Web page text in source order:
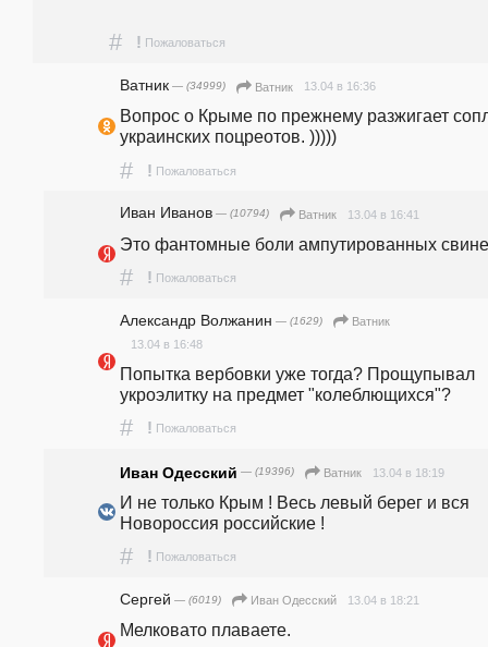
# ! Пожаловаться
Ватник — (34999) Ватник 13.04 в 16:36
Вопрос о Крыме по прежнему разжигает
украинских поцреотов. )))))
# ! Пожаловаться
Иван Иванов — (10794) Ватник 13.04 в 16:41
Это фантомные боли ампутированных
# ! Пожаловаться
Александр Волжанин — (1629)
Ватник
13.04 в 16:48
Попытка вербовки уже тогда? Прощупывал
укроэлитку на предмет "колеблющихся"?
# ! Пожаловаться
Иван Одесский — (19396) Ватник 13.04 в 18:19
И не только Крым ! Весь левый берег и вся
Новороссия российские !
# ! Пожаловаться
Сергей — (6019) Иван Одесский 13.04 в 18:21
Мелковато плаваете.